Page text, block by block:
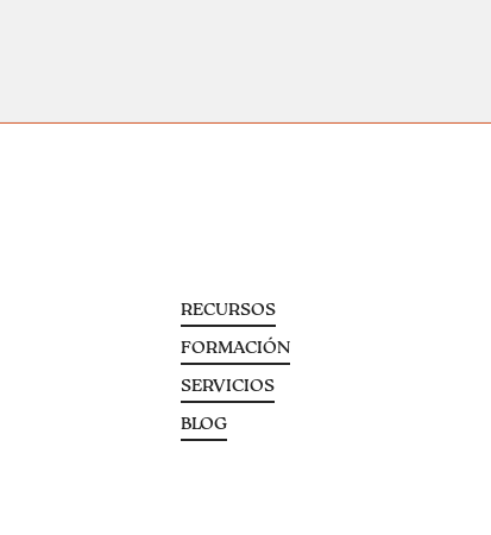
RECURSOS
FORMACIÓN
SERVICIOS
BLOG